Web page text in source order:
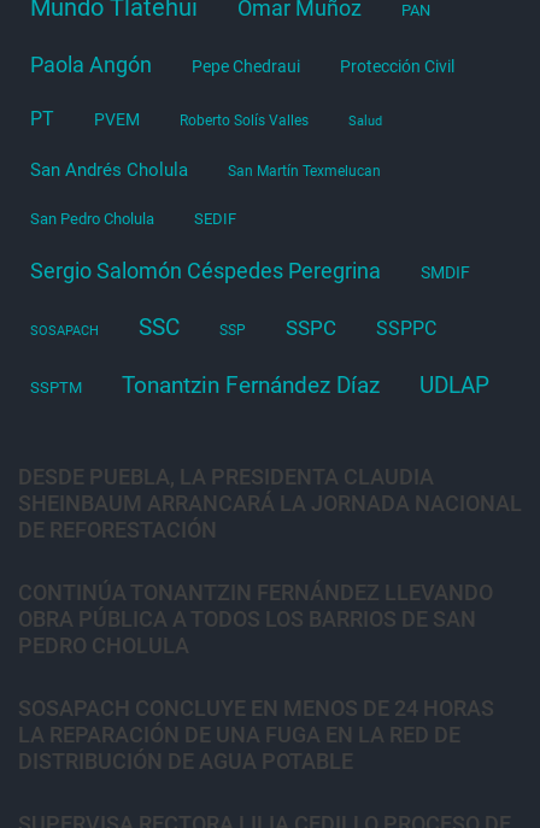
Mundo Tlatehui Omar Muñoz PAN
Paola Angón Pepe Chedraui Protección Civil
PT PVEM Roberto Solís Valles Salud
San Andrés Cholula San Martín Texmelucan
San Pedro Cholula SEDIF
Sergio Salomón Céspedes Peregrina SMDIF
SOSAPACH SSC SSP SSPC SSPPC
SSPTM Tonantzin Fernández Díaz UDLAP
DESDE PUEBLA, LA PRESIDENTA CLAUDIA
SHEINBAUM ARRANCARÁ LA JORNADA NACIONAL
DE REFORESTACIÓN
CONTINÚA TONANTZIN FERNÁNDEZ LLEVANDO
OBRA PÚBLICA A TODOS LOS BARRIOS DE SAN
PEDRO CHOLULA
SOSAPACH CONCLUYE EN MENOS DE 24 HORAS
LA REPARACIÓN DE UNA FUGA EN LA RED DE
DISTRIBUCIÓN DE AGUA POTABLE